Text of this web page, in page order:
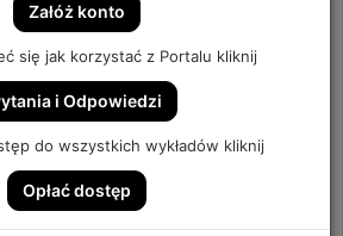
RZEPAKU, BRAK
UCIEKAJĄCE
PORADA #116
#116
Załóż konto
się jak korzystać z Portalu kliknij
i Odpowiedzi
do wszystkich wykładów kliknij
Opłać dostęp